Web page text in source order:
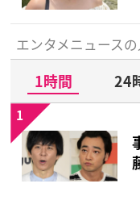
エンタメニュース
1時間 24
1